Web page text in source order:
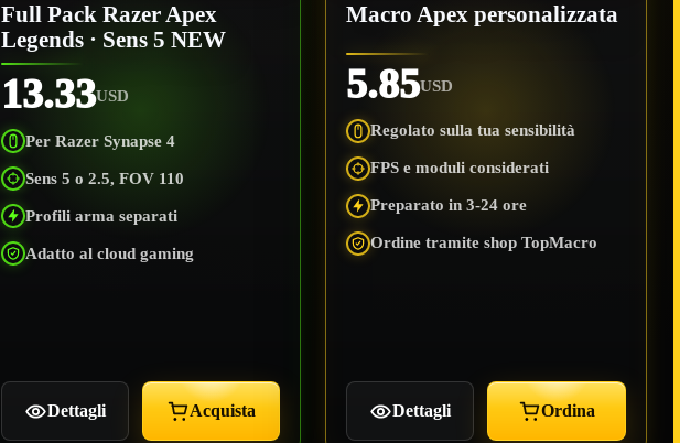
Full Pack Razer Apex
Legends · Sens 5 NEW
13.33USD
Per Razer Synapse 4
Sens 5 o 2.5, FOV 110
Profili arma separati
Adatto al cloud gaming
Dettagli Acquista
Macro Apex personalizzata
5.85USD
Regolato sulla tua sensibilità
FPS e moduli considerati
Preparato in 3-24 ore
Ordine tramite shop TopMacro
Dettagli Ordina